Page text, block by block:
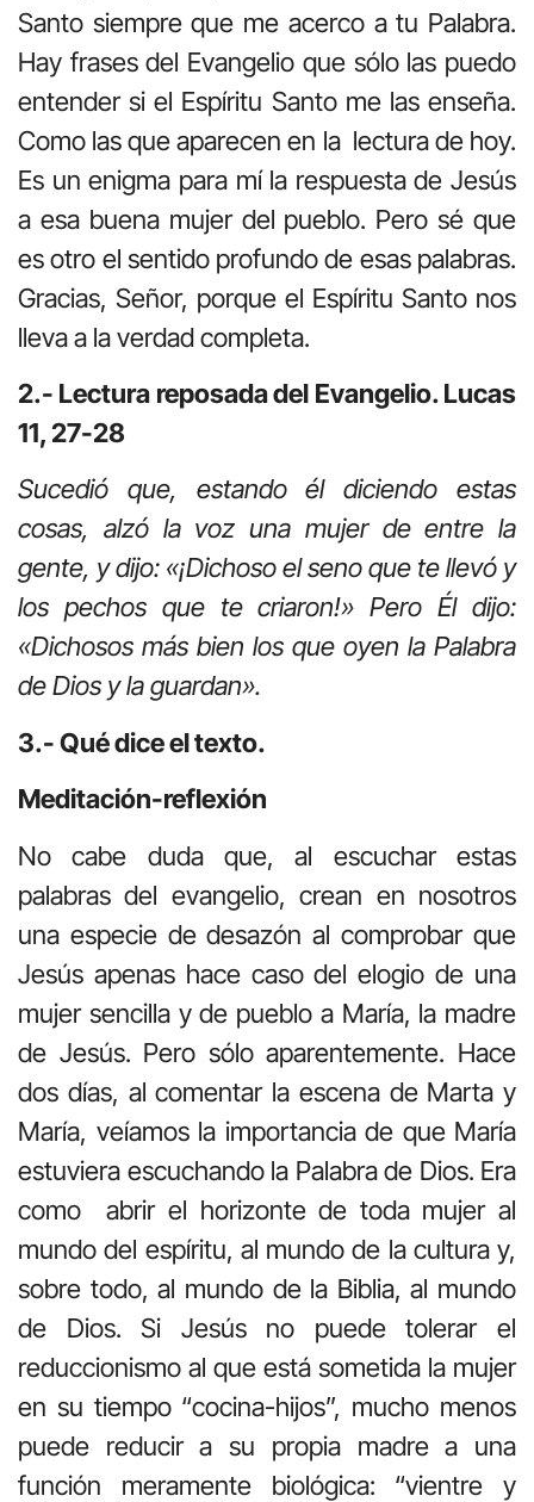
Santo siempre que me acerco a tu Palabra.
Hay frases del Evangelio que sólo las puedo
entender si el Espíritu Santo me las enseña.
Como las que aparecen en la lectura de hoy.
Es un enigma para mí la respuesta de Jesús
a esa buena mujer del pueblo. Pero sé que
es otro el sentido profundo de esas palabras.
Gracias, Señor, porque el Espíritu Santo nos
lleva a la verdad completa.
2.- Lectura reposada del Evangelio. Lucas
11, 27-28
Sucedió que, estando él diciendo estas
cosas, alzó la voz una mujer de entre la
gente, y dijo: «¡Dichoso el seno que te llevó y
los pechos que te criaron!» Pero Él dijo:
«Dichosos más bien los que oyen la Palabra
de Dios y la guardan».
3.- Qué dice el texto.
Meditación-reflexión
No cabe duda que, al escuchar estas
palabras del evangelio, crean en nosotros
una especie de desazón al comprobar que
Jesús apenas hace caso del elogio de una
mujer sencilla y de pueblo a María, la madre
de Jesús. Pero sólo aparentemente. Hace
dos días, al comentar la escena de Marta y
María, veíamos la importancia de que María
estuviera escuchando la Palabra de Dios. Era
como abrir el horizonte de toda mujer al
mundo del espíritu, al mundo de la cultura y,
sobre todo, al mundo de la Biblia, al mundo
de Dios. Si Jesús no puede tolerar el
reduccionismo al que está sometida la mujer
en su tiempo “cocina-hijos”, mucho menos
puede reducir a su propia madre a una
función meramente biológica: “vientre y